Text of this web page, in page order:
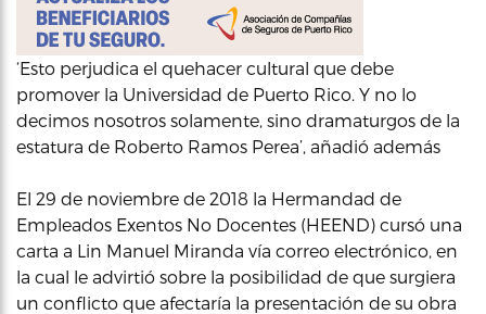
‘Esto perjudica el quehacer cultural que debe
promover la Universidad de Puerto Rico. Y no lo
decimos nosotros solamente, sino dramaturgos de la
estatura de Roberto Ramos Perea’, añadió además
El 29 de noviembre de 2018 la Hermandad de
Empleados Exentos No Docentes (HEEND) cursó una
carta a Lin Manuel Miranda vía correo electrónico, en
la cual le advirtió sobre la posibilidad de que surgiera
un conflicto que afectaría la presentación de su obra